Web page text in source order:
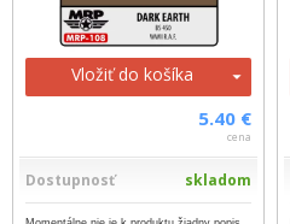
Vložiť do košíka
5.40 €
cena
Dostupnosť skladom